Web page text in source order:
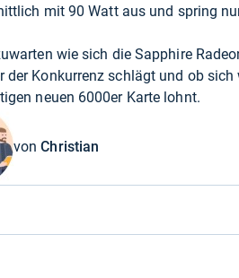
mit 90 Watt aus und spring
wie sich die Sapphire
der Konkurrenz schlägt und ob
neuen 6000er Karte lohnt.
vonChristian